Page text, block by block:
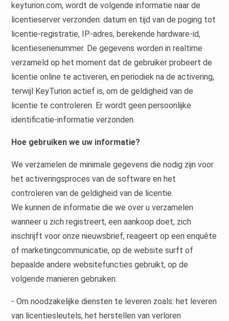
keyturion.com, wordt de volgende informatie naar de
licentieserver verzonden: datum en tijd van de poging tot
licentie-registratie, IP-adres, berekende hardware-id,
licentieserienummer. De gegevens worden in realtime
verzameld op het moment dat de gebruiker probeert de
licentie online te activeren, en periodiek na de activering,
terwijl KeyTurion actief is, om de geldigheid van de
licentie te controleren. Er wordt geen persoonlijke
identificatie-informatie verzonden.
Hoe gebruiken we uw informatie?
We verzamelen de minimale gegevens die nodig zijn voor
het activeringsproces van de software en het
controleren van de geldigheid van de licentie.
We kunnen de informatie die we over u verzamelen
wanneer u zich registreert, een aankoop doet, zich
inschrijft voor onze nieuwsbrief, reageert op een enquête
of marketingcommunicatie, op de website surft of
bepaalde andere websitefuncties gebruikt, op de
volgende manieren gebruiken:
- Om noodzakelijke diensten te leveren zoals: het leveren
van licentiesleutels, het herstellen van verloren